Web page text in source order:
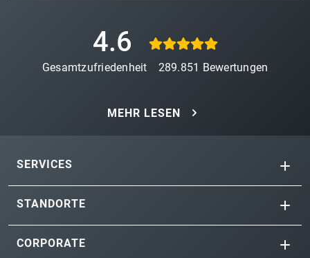
4.6
Gesamtzufriedenheit 289.851 Bewertungen
MEHR LESEN
SERVICES
STANDORTE
CORPORATE